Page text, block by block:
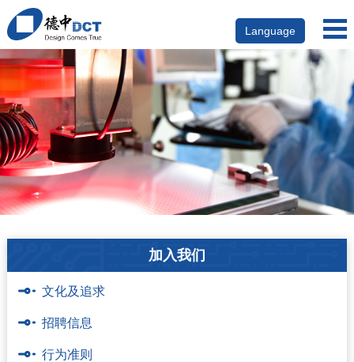
Language
加入我们
文化及追求
招聘信息
行为准则